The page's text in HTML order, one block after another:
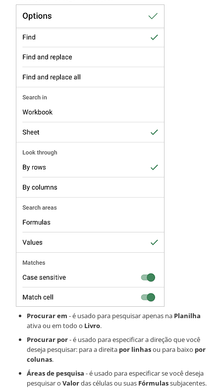
Procurar em - é usado para pesquisar apenas na Planilha
ativa ou em todo o Livro.
Procurar por- é usado para especificar a direção que você
deseja pesquisar: para a direita por linhasou para baixo por
colunas.
Áreas de pesquisa - é usado para especificar se você deseja
pesquisar o Valordas células ou suas Fórmulassubjacentes.